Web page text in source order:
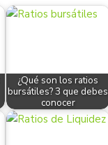
¿Qué son los ratios
bursátiles? 3 que debes
conocer